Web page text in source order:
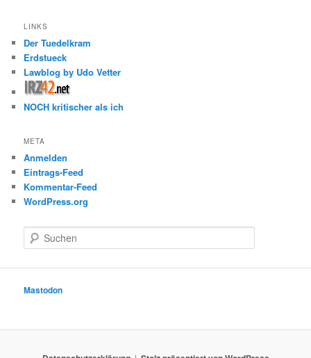
LINKS
Der Tuedelkram
Erdstueck
Lawblog by Udo Vetter
NOCH kritischer als ich
META
Anmelden
Eintrags-Feed
Kommentar-Feed
WordPress.org
u
e
Mastodon